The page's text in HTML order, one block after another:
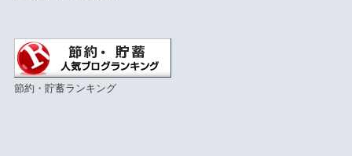
節約・貯蓄ランキング